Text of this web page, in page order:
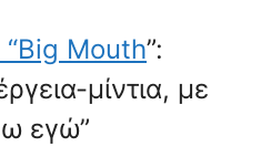
Mouth”:
μίντια, με
εγώ”